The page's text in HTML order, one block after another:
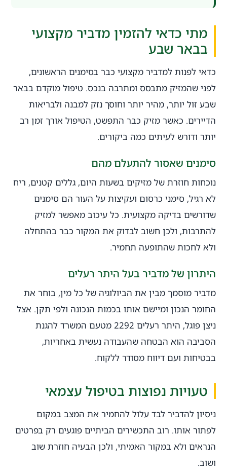
מתי כדאי להזמין מדביר מקצועי
בבאר שבע
כדאי לפנות למדביר מקצועי כבר בסימנים הראשונים,
לפני שהמזיק מתבסס ומתרבה בנכס. טיפול מוקדם בבאר
שבע זול יותר, מהיר יותר וחוסך נזק למבנה ולבריאות
הדיירים. כאשר מזיק כבר התפשט, הטיפול אורך זמן רב
יותר ודורש לעיתים כמה ביקורים.
סימנים שאסור להתעלם מהם
נוכחות חוזרת של מזיקים בשעות היום, גללים קטנים, ריח
לא רגיל, סימני כרסום ועקיצות על העור הם סימנים
שדורשים בדיקה מקצועית. כל עיכוב מאפשר למזיק
להתרבות, ולכן חשוב לבדוק את המקור כבר בהתחלה
ולא לחכות שהתופעה תחמיר.
היתרון של מדביר בעל היתר רעלים
מדביר מוסמך מבין את הביולוגיה של כל מין, בוחר את
החומר הנכון ומיישם אותו בכמות הנכונה ולפי תקן. אצל
ניצן פוגל, היתר רעלים 2292 מטעם המשרד להגנת
הסביבה הוא הבטחה שהעבודה נעשית באחריות,
בבטיחות ועם דיווח מסודר ללקוח.
טעויות נפוצות בטיפול עצמאי
ניסיון להדביר לבד עלול להחמיר את המצב במקום
לפתור אותו. רוב התכשירים הביתיים פוגעים רק בפרטים
הנראים ולא במקור האמיתי, ולכן הבעיה חוזרת שוב
ושוב.